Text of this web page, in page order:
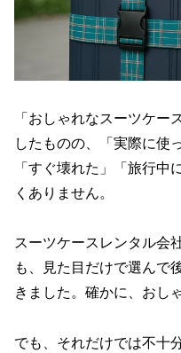
「おしゃれなスーツケー
したものの、「実際に使
「すぐ壊れた」「旅行中
くありません。
スーツケースレンタル会
も、見た目だけで選んで
きました。確かに、おし
でも、それだけでは不十分